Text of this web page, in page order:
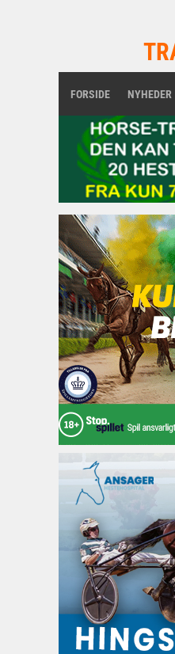
FORSIDE NYHEDER